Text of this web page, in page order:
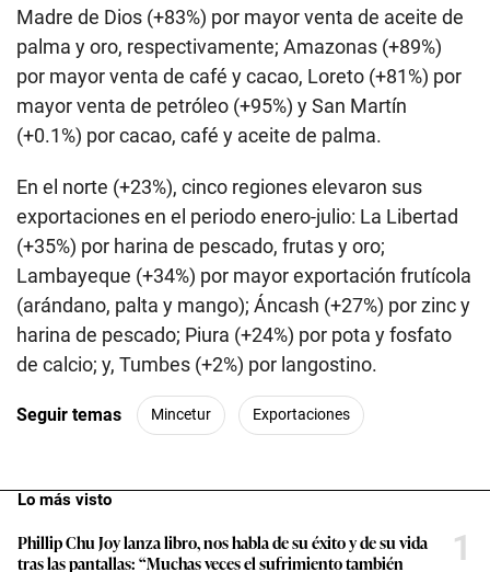
Madre de Dios (+83%) por mayor venta de aceite de
palma y oro, respectivamente; Amazonas (+89%)
por mayor venta de café y cacao, Loreto (+81%) por
mayor venta de petróleo (+95%) y San Martín
(+0.1%) por cacao, café y aceite de palma.
En el norte (+23%), cinco regiones elevaron sus
exportaciones en el periodo enero-julio: La Libertad
(+35%) por harina de pescado, frutas y oro;
Lambayeque (+34%) por mayor exportación frutícola
(arándano, palta y mango); Áncash (+27%) por zinc y
harina de pescado; Piura (+24%) por pota y fosfato
de calcio; y, Tumbes (+2%) por langostino.
Seguir temas Mincetur Exportaciones
Lo más visto
Phillip Chu Joy lanza libro, nos habla de su éxito y de su vida
tras las pantallas: “Muchas veces el sufrimiento también
1